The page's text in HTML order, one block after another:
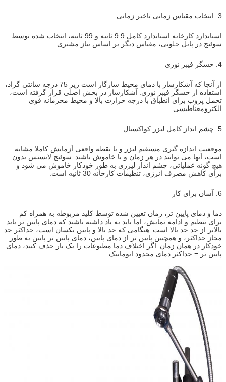
3. انتخاب مقیاس زمانی تاخیر زمانی
استاندارد کارخانه استاندارد کامل 9.9 ثانیه و 99 ثانیه، انتخاب شده توسط
سوئیچ در پانل جلویی، مقیاس دیگر بر اساس نیاز مشتری
4. حسگر فیبر نوری
از آنجا که آشکارساز با دمای محیط سازگار است زیر 75 درجه سانتی گراد،
استفاده از حسگر فیبر نوری. آشکارساز در بخش اصلی قرار گرفته است،
تحمل پروب برای انطباق با درجه حرارت بالا و محیط محرمانه قوی
الکترومغناطیسی
5. چشم انداز کامل لیزر کواکسیال
موقعیت اندازه گیری مستقیم لیزر و با نقطه واقعی آزمایش کاملا مشابه
است، آنها می توانند در هر زمان و یا خاموش باشند.
سوئیچ لایسنس بدون
هیچ گونه عملیاتی، چشم انداز لیزری به طور خودکار خاموش می شود و
برای کاهش مصرف انرژی، تنظیمات کارخانه 30 ثانیه است.
6. آسان برای کار
دما و دمای پایین تر، زمان تعیین شده توسط کلید مربوطه به همراه کم
برای تنظیم و ادامه نمایش، اما باید به یاد داشته باشید که دمای پایین تر باید
بالاتر از حد حد بالا است. هنگامی که حد بالا و پایین یکسان است، حداکثر حد
مجاز حداکثر، و همچنین پایین تر از دمای پایین، دمای پایین تر پایین به طور
خودکار در همان زمان. اگر اختلاف دما مطبوعات را یک بار حذف کنید، دمای
پایین تر = حداکثر دمای محدود اتوماتیک.